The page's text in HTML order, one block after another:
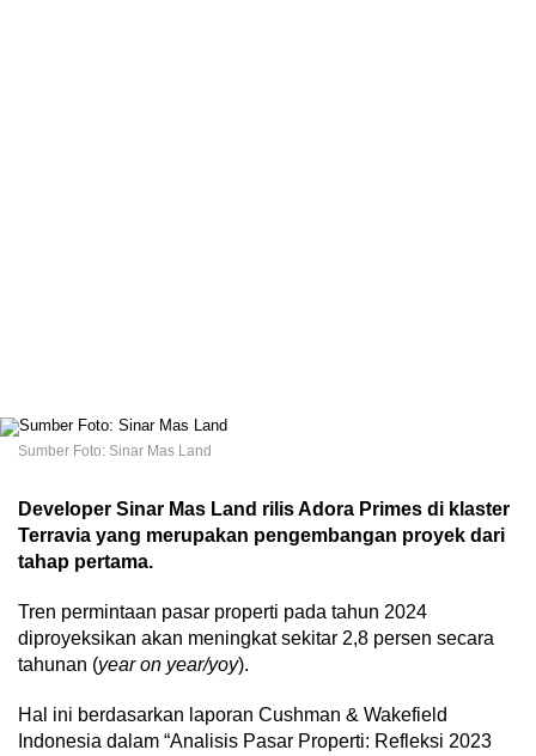
Sumber Foto: Sinar Mas Land
Developer Sinar Mas Land rilis Adora Primes di klaster
Terravia yang merupakan pengembangan proyek dari
tahap pertama.
Tren permintaan pasar properti pada tahun 2024
diproyeksikan akan meningkat sekitar 2,8 persen secara
tahunan (year on year/yoy).
Hal ini berdasarkan laporan Cushman & Wakefield
Indonesia dalam “Analisis Pasar Properti: Refleksi 2023